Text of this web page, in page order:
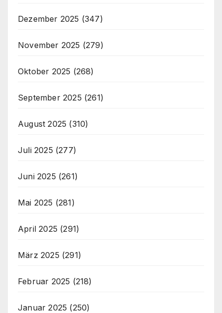
Dezember 2025 (347)
November 2025 (279)
Oktober 2025 (268)
September 2025 (261)
August 2025 (310)
Juli 2025 (277)
Juni 2025 (261)
Mai 2025 (281)
April 2025 (291)
März 2025 (291)
Februar 2025 (218)
Januar 2025 (250)